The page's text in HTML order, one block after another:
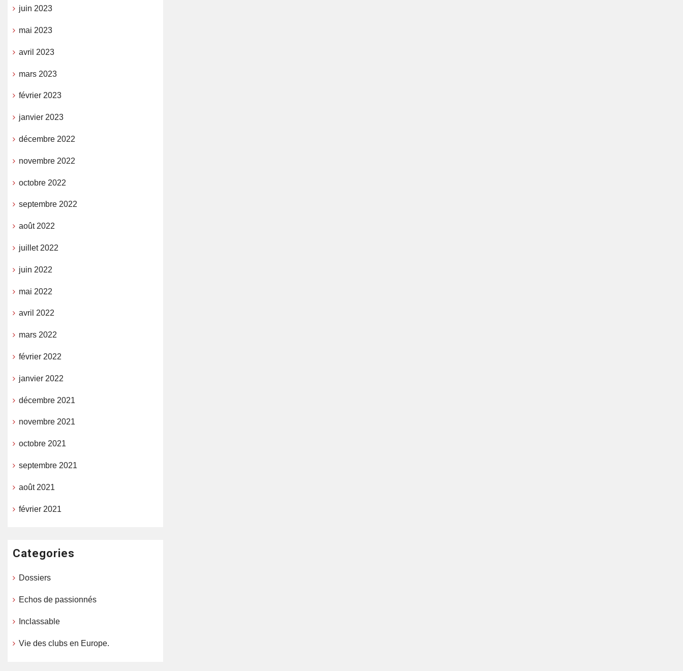
juin 2023
mai 2023
avril 2023
mars 2023
février 2023
janvier 2023
décembre 2022
novembre 2022
octobre 2022
septembre 2022
août 2022
juillet 2022
juin 2022
mai 2022
avril 2022
mars 2022
février 2022
janvier 2022
décembre 2021
novembre 2021
octobre 2021
septembre 2021
août 2021
février 2021
Categories
Dossiers
Echos de passionnés
Inclassable
Vie des clubs en Europe.